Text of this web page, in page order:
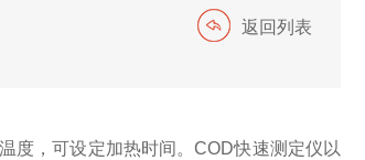
返回列表
度，可设定加热时间。COD快速测定仪以